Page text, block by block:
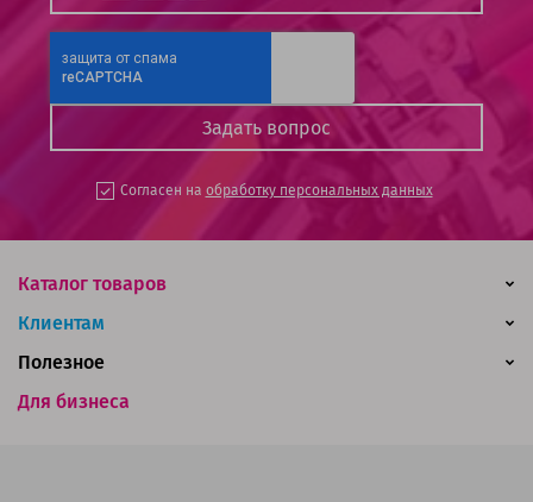
Согласен на обработку персональных данных
Каталог товаров
Клиентам
Для бизнеса
Полезное